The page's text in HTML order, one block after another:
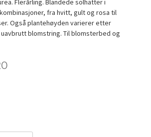
Flerårling. Blandede solhatter i
fra hvitt, gult og rosa til
Også plantehøyden varierer etter
blomstring. Til blomsterbed og